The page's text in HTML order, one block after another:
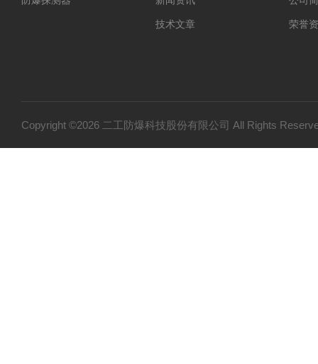
技术文章 荣誉
Copyright ©2026 二工防爆科技股份有限公司 All Rights